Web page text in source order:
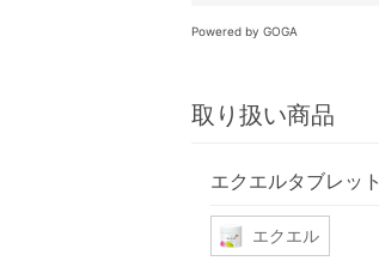
Powered by GOGA
取り扱い商品
エクエルタブレット
エクエル